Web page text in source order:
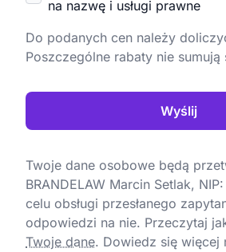
na nazwę i usługi prawne
Do podanych cen należy
Poszczególne rabaty nie sumują
Wyślij
Twoje dane osobowe będą
BRANDELAW Marcin Setlak,
celu obsługi przesłanego
odpowiedzi na nie. Przeczytaj
Twoje dane. Dowiedz się więcej